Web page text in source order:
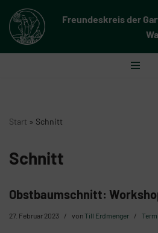
Zum
Inhalt
Freundeskreis der
Start » Schnitt
Schnitt
Obstbaumschnitt:
27. Februar 2023 vonTill Erdmenger